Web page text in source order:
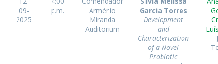
09-
2025
p.m.
Arménio
Miranda
Auditorium
Garcia Torres
Development
and
Characterization
of a Novel
Probiotic